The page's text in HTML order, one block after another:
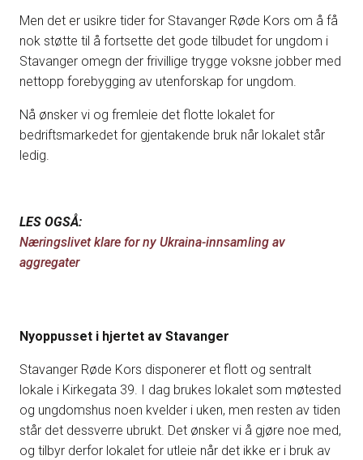
Men det er usikre tider for Stavanger Røde Kors om å få
nok støtte til å fortsette det gode tilbudet for ungdom i
Stavanger omegn der frivillige trygge voksne jobber med
nettopp forebygging av utenforskap for ungdom.
Nå ønsker vi og fremleie det flotte lokalet for
bedriftsmarkedet for gjentakende bruk når lokalet står
ledig.
LES OGSÅ:
Næringslivet klare for ny Ukraina-innsamling av
aggregater
Nyoppusset i hjertet av Stavanger
Stavanger Røde Kors disponerer et flott og sentralt
lokale i Kirkegata 39. I dag brukes lokalet som møtested
og ungdomshus noen kvelder i uken, men resten av tiden
står det dessverre ubrukt. Det ønsker vi å gjøre noe med,
og tilbyr derfor lokalet for utleie når det ikke er i bruk av